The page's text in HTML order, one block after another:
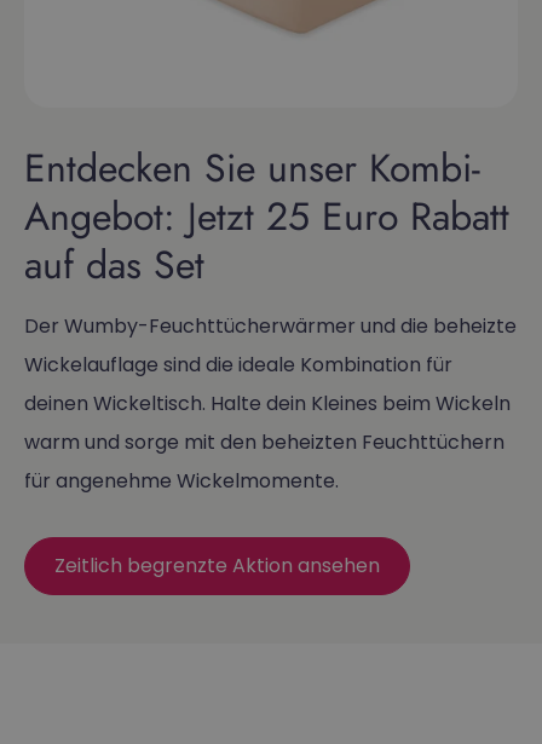
Entdecken Sie unser Kombi-
Angebot: Jetzt 25 Euro Rabatt
auf das Set
Der Wumby-Feuchttücherwärmer und die beheizte
Wickelauflage sind die ideale Kombination für
deinen Wickeltisch. Halte dein Kleines beim Wickeln
warm und sorge mit den beheizten Feuchttüchern
für angenehme Wickelmomente.
Zeitlich begrenzte Aktion ansehen